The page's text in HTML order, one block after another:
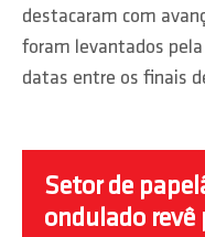
destacaram com
foram levantados
datas entre os finais
Setor de
ondulado revê